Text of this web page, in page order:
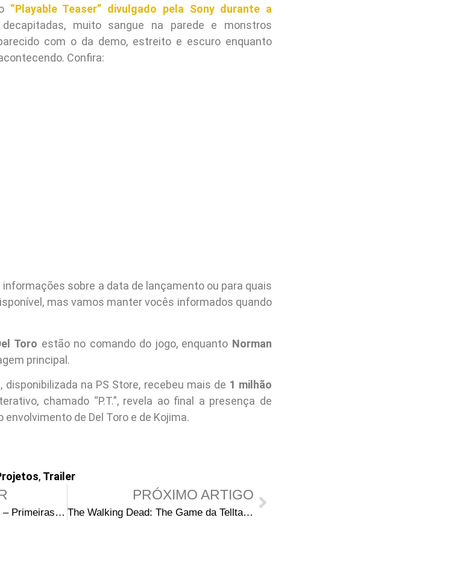
“Playable Teaser” divulgado pela Sony durante a
muito sangue na parede e monstros
com o da demo, estreito e escuro enquanto
Confira:
sobre a data de lançamento ou para quais
mas vamos manter vocês informados quando
Toro estão no comando do jogo, enquanto Norman
principal.
na PS Store, recebeu mais de 1 milhão
chamado “P.T.”, revela ao final a presença de
envolvimento de Del Toro e de Kojima.
, Trailer
The Walking Dead S05E02 – Primeiras imagens promocionais
PRÓXIMO ARTIGO
The Walking Dead: The Game da Telltale Games chega em breve para Xbox One e PlayStation 4